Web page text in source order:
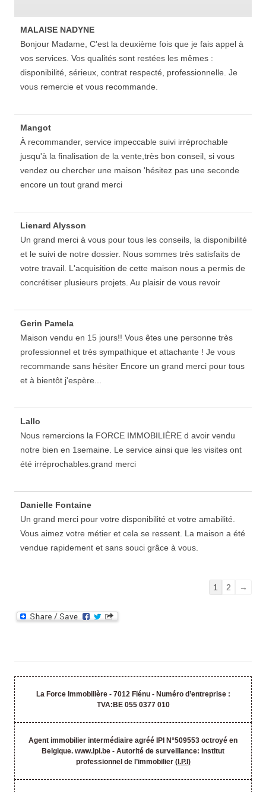
MALAISE NADYNE
Bonjour Madame, C'est la deuxième fois que je fais appel à
vos services. Vos qualités sont restées les mêmes :
disponibilité, sérieux, contrat respecté, professionnelle. Je
vous remercie et vous recommande.
Mangot
À recommander, service impeccable suivi irréprochable
jusqu'à la finalisation de la vente,très bon conseil, si vous
vendez ou chercher une maison 'hésitez pas une seconde
encore un tout grand merci
Lienard Alysson
Un grand merci à vous pour tous les conseils, la disponibilité
et le suivi de notre dossier. Nous sommes très satisfaits de
votre travail. L'acquisition de cette maison nous a permis de
concrétiser plusieurs projets. Au plaisir de vous revoir
Gerin Pamela
Maison vendu en 15 jours!! Vous êtes une personne très
professionnel et très sympathique et attachante ! Je vous
recommande sans hésiter Encore un grand merci pour tous
et à bientôt j'espère...
Lallo
Nous remercions la FORCE IMMOBILIÈRE d avoir vendu
notre bien en 1semaine. Le service ainsi que les visites ont
été irréprochables.grand merci
Danielle Fontaine
Un grand merci pour votre disponibilité et votre amabilité.
Vous aimez votre métier et cela se ressent. La maison a été
vendue rapidement et sans souci grâce à vous.
Navigation
1 2 →
La Force Immobilière - 7012 Flénu - Numéro d’entreprise :
TVA:BE 055 0377 010
Agent immobilier intermédiaire agréé IPI N°509553 octroyé en
Belgique. www.ipi.be - Autorité de surveillance: Institut
professionnel de l’immobilier (I.P.I)